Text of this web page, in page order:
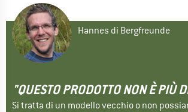
Hannes di Bergfreunde
"QUESTO PRODOTTO NON È PIÙ
Si tratta di un modello vecchio o non